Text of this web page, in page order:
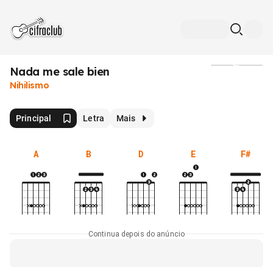
Nada me sale bien
Nihilismo
Principal Letra Mais
A B D E F#
Continua depois do anúncio